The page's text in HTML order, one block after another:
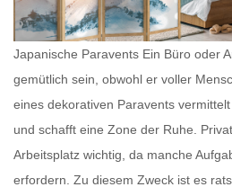
Japanische Paravents Ein Büro oder
gemütlich sein, obwohl er voller
eines dekorativen Paravents
und schafft eine Zone der Ruhe.
Arbeitsplatz wichtig, da manche
erfordern. Zu diesem Zweck ist es